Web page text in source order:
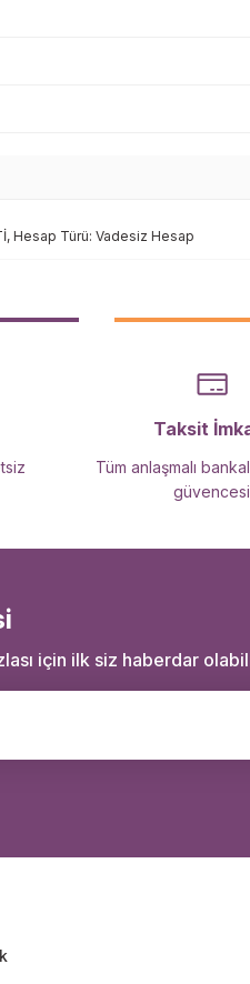
Hesap Türü: Vadesiz Hesap
Taksit
Tüm anlaşmalı
güvencesi
için ilk siz haberdar